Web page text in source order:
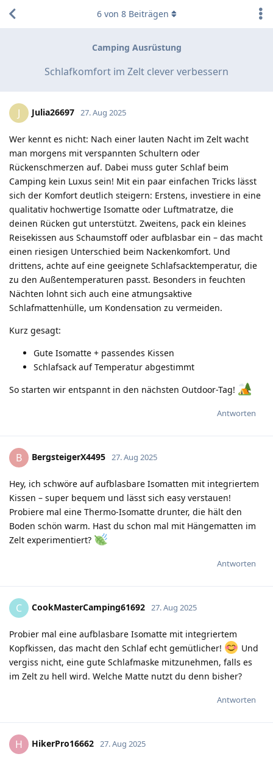
Camping Ausrüstung
Schlafkomfort im Zelt clever verbessern
6von 8Beiträgen
J Julia26697 27. Aug 2025
Wer kennt es nicht: Nach einer lauten Nacht im Zelt wacht
man morgens mit verspannten Schultern oder
Rückenschmerzen auf. Dabei muss guter Schlaf beim
Camping kein Luxus sein! Mit ein paar einfachen Tricks lässt
sich der Komfort deutlich steigern: Erstens, investiere in eine
qualitativ hochwertige Isomatte oder Luftmatratze, die
deinen Rücken gut unterstützt. Zweitens, pack ein kleines
Reisekissen aus Schaumstoff oder aufblasbar ein – das macht
einen riesigen Unterschied beim Nackenkomfort. Und
drittens, achte auf eine geeignete Schlafsacktemperatur, die
zu den Außentemperaturen passt. Besonders in feuchten
Nächten lohnt sich auch eine atmungsaktive
Schlafmattenhülle, um Kondensation zu vermeiden.
Kurz gesagt:
Gute Isomatte + passendes Kissen
Schlafsack auf Temperatur abgestimmt
So starten wir entspannt in den nächsten Outdoor-Tag!
Antworten
B BergsteigerX4495 27. Aug 2025
Hey, ich schwöre auf aufblasbare Isomatten mit integriertem
Kissen – super bequem und lässt sich easy verstauen!
Probiere mal eine Thermo-Isomatte drunter, die hält den
Boden schön warm. Hast du schon mal mit Hängematten im
Zelt experimentiert?
Antworten
C CookMasterCamping61692 27. Aug 2025
Probier mal eine aufblasbare Isomatte mit integriertem
Kopfkissen, das macht den Schlaf echt gemütlicher!
Und
vergiss nicht, eine gute Schlafmaske mitzunehmen, falls es
im Zelt zu hell wird. Welche Matte nutzt du denn bisher?
Antworten
H HikerPro16662 27. Aug 2025